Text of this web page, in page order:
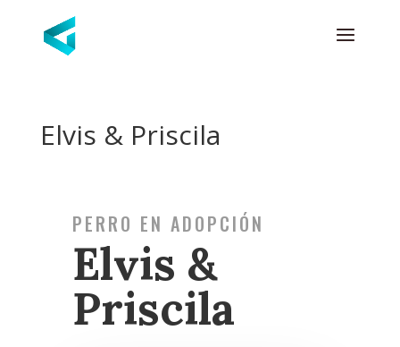
Elvis & Priscila
PERRO EN ADOPCIÓN
Elvis &
Priscila